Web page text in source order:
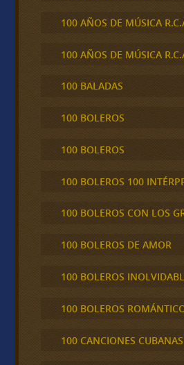
100 AÑOS DE MÚSICA
100 AÑOS DE MÚSICA
100 BALADAS
100 BOLEROS
100 BOLEROS
100 BOLEROS 100
100 BOLEROS CON LOS
100 BOLEROS DE AMOR
100 BOLEROS
100 BOLEROS
100 CANCIONES